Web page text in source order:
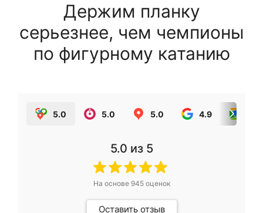
Держим планку
серьезнее, чем чемпионы
по фигурному катанию
5.0 5.0 5.0 4.9
5.0 из 5
На основе 945оценок
Оставить отзыв